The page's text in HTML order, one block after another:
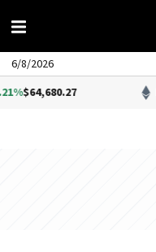
6/8/2026
ETHEREUM